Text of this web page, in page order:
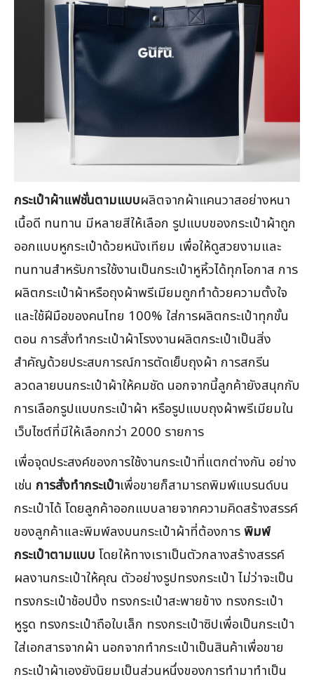
กระเป๋าผ้าแฟชั่นตามแบบผลิตจากผ้าแคนวาสอย่างหนา
เนื้อดี ทนทาน มีหลายสีให้เลือก รูปแบบของกระเป๋าผ้าถูก
ออกแบบหูกระเป๋าด้วยหนังเทียม เพื่อให้ดูสวยงามและ
ทนทานสำหรับการใช้งานเป็นกระเป๋าหูหิ้วได้ทุกโอกาส การ
ผลิตกระเป๋าผ้าหรือถุงผ้าพรีเมียมถูกทำด้วยความตั้งใจ
และใช้ฝีมือของคนไทย 100% ใส่การผลิตกระเป๋าทุกขั้น
ตอน การสั่งทำกระเป๋าผ้าโรงงานผลิตกระเป๋าเป็นสิ่ง
สำคัญด้วยประสบการณ์การตัดเย็บถุงผ้า การสกรีน
ลวดลายบนกระเป๋าผ้าให้คมชัด นอกจากนี้ลูกค้ายังสนุกกับ
การเลือกรูปแบบกระเป๋าผ้า หรือรูปแบบถุงผ้าพรีเมียมใน
เว็บไซต์ที่มีให้เลือกกว่า 2000 รายการ
เพื่อจุดประสงค์ของการใช้งานกระเป๋าที่แตกต่างกัน อย่าง
เช่น การสั่งทำกระเป๋าเพื่อขายก็สามารถพิมพ์แบรนด์บน
กระเป๋าได้ โดยลูกค้าออกแบบลายจากความคิดสร้างสรรค์
ของลูกค้าและพิมพ์ลงบนกระเป๋าผ้าที่ต้องการพิมพ์
กระเป๋าตามแบบ โดยให้ทางเราเป็นตัวกลางสร้างสรรค์
ผลงานกระเป๋าให้คุณ ตัวอย่างรูปทรงกระเป๋า ไม่ว่าจะเป็น
ทรงกระเป๋าช้อปปิ้ง ทรงกระเป๋าสะพายข้าง ทรงกระเป๋า
หูรูด ทรงกระเป๋าถือใบเล็ก ทรงกระเป๋าซิปเพื่อเป็นกระเป๋า
ใส่เอกสารจากผ้า นอกจากทำกระเป๋าเป็นสินค้าเพื่อขาย
กระเป๋าผ้าเองยังนิยมเป็นส่วนหนึ่งของการทำมาทำเป็น